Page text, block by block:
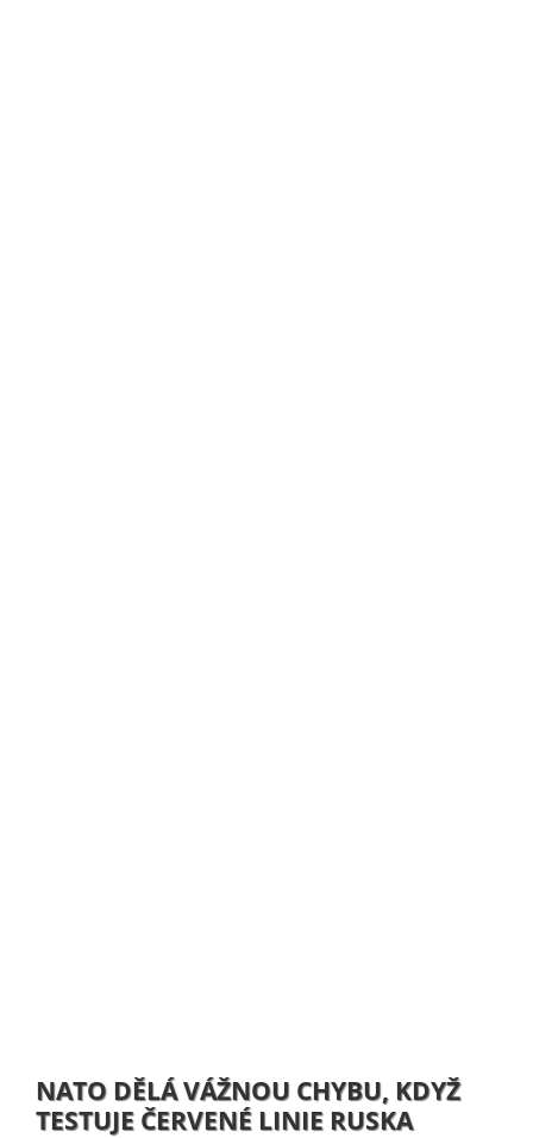
NATO DĚLÁ VÁŽNOU CHYBU, KDYŽ
TESTUJE ČERVENÉ LINIE RUSKA